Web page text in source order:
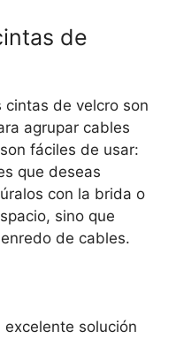
de
de velcro son
agrupar cables
fáciles de usar:
que deseas
con la brida o
sino que
de cables.
solución